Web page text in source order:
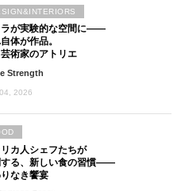
ラが実験的な空間に――
体が作品。
術家のアトリエ
Strength
2026
カ人シェフたちが
する、新しい食の習慣――
なき饗宴